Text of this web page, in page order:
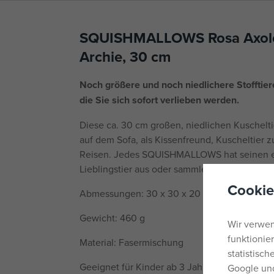
SQUISHMALLOWS Rosa
Archie, 30 cm
Noch größere und noch niedlichere
die Sie sich sofort verlieben werden.
Diese ca. 30 cm großen, niedlichen
auf dem Sofa, als Kissenfreund, Kuscheltier
Reisen. Jedes SQUISHMALLOWS hat
Lieblingstier aus oder sammle sie alle!
Abmessungen: 30 x 30 x 20 cm
Gewicht: 460 g
Material: Fasermischung
Geeignet für Kinder ab 3 Jahren.
Wir
Google